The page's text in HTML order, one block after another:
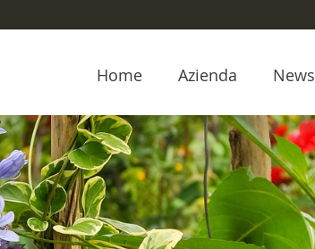
Home Azienda News